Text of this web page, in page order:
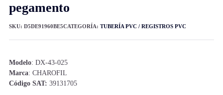
pegamento
Modelo: DX-43-025
Marca: CHAROFIL
Código SAT: 39131705
SKU: D5DE91960BE5CATEGORÍA: TUBERÍA PVC / REGISTROS PVC